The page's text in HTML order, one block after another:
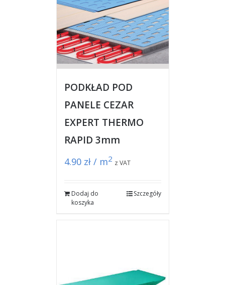
PODKŁAD POD
PANELE CEZAR
EXPERT THERMO
RAPID 3mm
4.90 zł / m2 z VAT
Dodaj do
koszyka
Szczegóły